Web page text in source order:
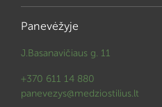
Panevėžyje
J.Basanavičiaus g. 11
+370 611 14 880
panevezys@medziostilius.lt